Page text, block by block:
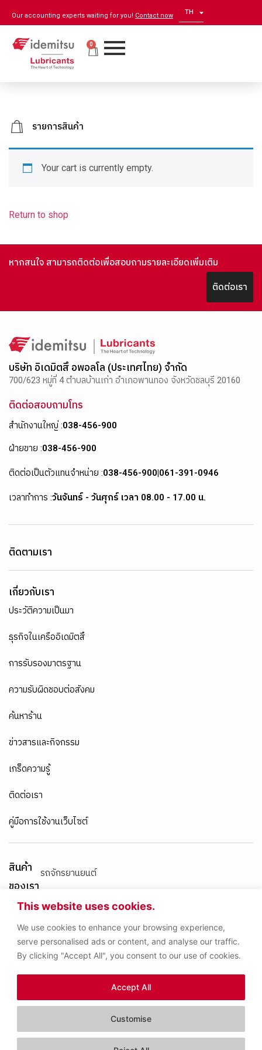
This website uses cookies.
We use cookies to enhance your browsing experience,
serve personalised ads or content, and analyse our traffic.
By clicking "Accept All", you consent to our use of cookies.
Customise
Accept All
Our accounting experts waiting for you! Contact now TH
EN
0
รายการสินค้า
Your cart is currently empty.
Return to shop
หากสนใจ สามารถติดต่อเพื่อสอบถามรายละเอียดเพิ่มเติม
ติดต่อเรา
บริษัท อิเดมิตสึ อพอลโล (ประเทศไทย) จำกัด
700/623 หมู่ที่ 4 ตำบลบ้านเก่า อำเภอพานทอง จังหวัดชลบุรี 20160
ติดต่อสอบถามโทร
สำนักงานใหญ่ :038-456-900
ฝ่ายขาย :038-456-900
ติดต่อเป็นตัวแทนจำหน่าย :038-456-900|061-391-0946
เวลาทำการ :วันจันทร์ - วันศุกร์ เวลา 08.00 - 17.00 น.
ติดตามเรา
เกี่ยวกับเรา
ประวัติความเป็นมา
ธุรกิจในเครืออิเดมิตสึ
การรับรองมาตรฐาน
ความรับผิดชอบต่อสังคม
ค้นหาร้าน
ข่าวสารและกิจกรรม
เกร็ดความรู้
ติดต่อเรา
คู่มือการใช้งานเว็บไซต์
สินค้า
ของเรา
รถจักรยานยนต์
เครื่องยนต์เบนซิน
เครื่องยนต์ดีเซล